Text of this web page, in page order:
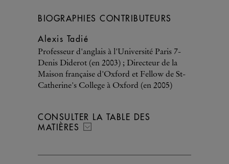
BIOGRAPHIES CONTRIBUTEURS
Alexis Tadié
Professeur d'anglais à l'Université Paris 7-
Denis Diderot (en 2003) ; Directeur de la
Maison française d'Oxford et Fellow de St-
Catherine's College à Oxford (en 2005)
CONSULTER LA TABLE DES
MATIÈRES